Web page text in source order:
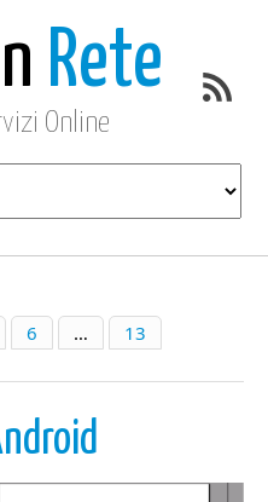
Rete
Online
6 …
13